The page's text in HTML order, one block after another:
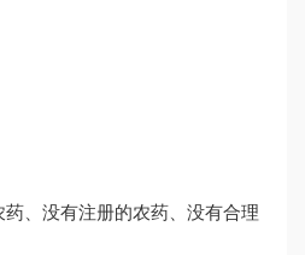
、没有注册的农药、没有合理